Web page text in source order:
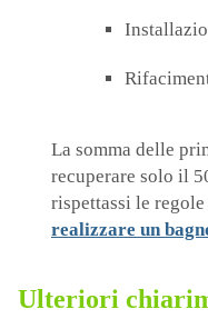
La somma delle
recuperare solo il
rispettassi le
realizzare un
Ulteriori